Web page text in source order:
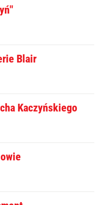
Blair
Kaczyńskiego